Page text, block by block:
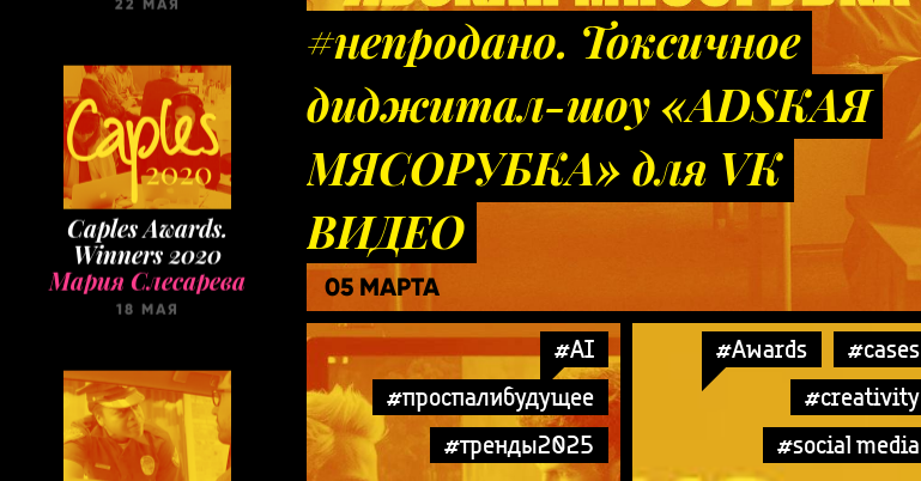
Caples Awards.
Winners 2020
Мария Слесарева
18 МАЯ
#непродано. Токсичное
диджитал-шоу «ADSКАЯ
МЯСОРУБКА» для VK
ВИДЕО
05 МАРТА
#AI
#проспалибудущее
#тренды2025
#Awards
#cases
#creativity
#social media